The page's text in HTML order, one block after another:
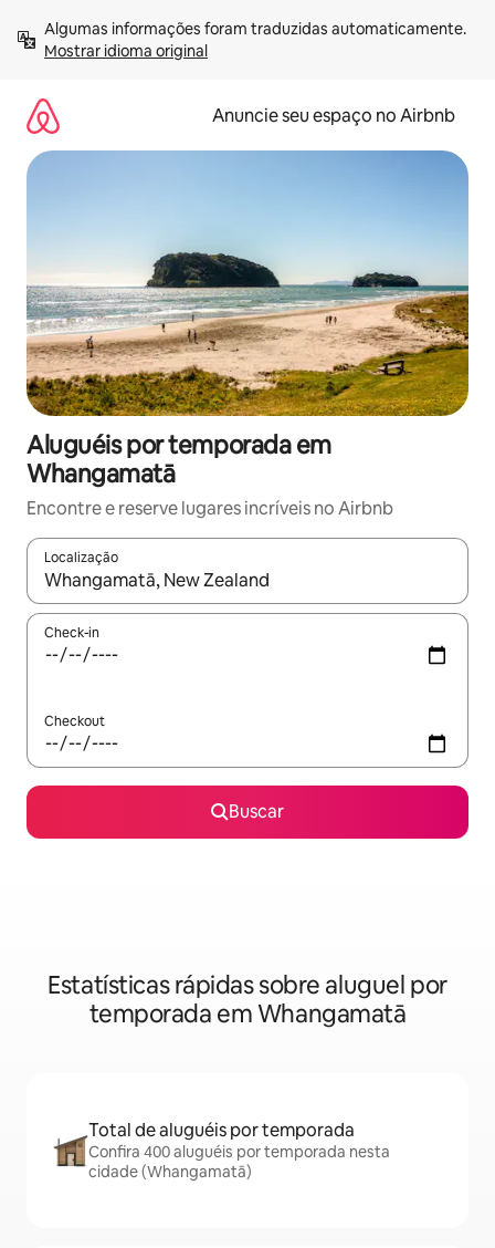
para
Mostrar idioma original
Anuncie seu espaço no Airbnb
Aluguéis por temporada em
Whangamatā
Encontre e reserve lugares incríveis no Airbnb
Localização
Quando os resultados estiverem disponíveis, explore-os
Check-in
Checkout
Buscar
Estatísticas rápidas sobre aluguel por
temporada em Whangamatā
Total de aluguéis por temporada
Confira 400 aluguéis por temporada nesta
cidade (Whangamatā)